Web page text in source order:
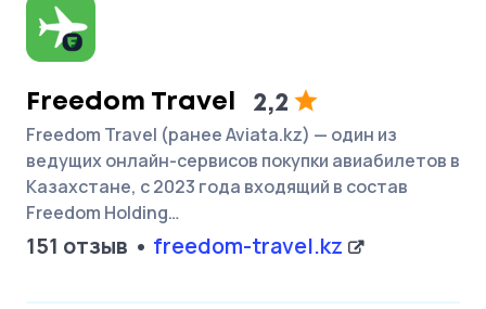
Freedom Travel 2,2
Freedom Travel (ранее Aviata.kz) — один из
ведущих онлайн-сервисов покупки авиабилетов в
Казахстане, с 2023 года входящий в состав
Freedom Holding…
151 отзыв freedom-travel.kz